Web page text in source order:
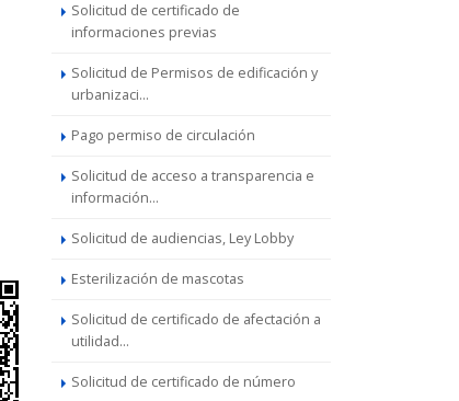
Solicitud de certificado de
informaciones previas
Solicitud de Permisos de edificación y
urbanizaci...
Pago permiso de circulación
Solicitud de acceso a transparencia e
información...
Solicitud de audiencias, Ley Lobby
Esterilización de mascotas
Solicitud de certificado de afectación a
utilidad...
Solicitud de certificado de número